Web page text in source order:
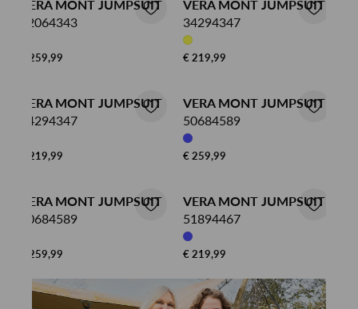
VERA MONT JUMPSUIT
52064343
€ 259,99
VERA MONT JUMPSUIT
34294347
€ 219,99
VERA MONT JUMPSUIT
34294347
€ 219,99
VERA MONT JUMPSUIT
50684589
€ 259,99
VERA MONT JUMPSUIT
50684589
€ 259,99
VERA MONT JUMPSUIT
51894467
€ 219,99